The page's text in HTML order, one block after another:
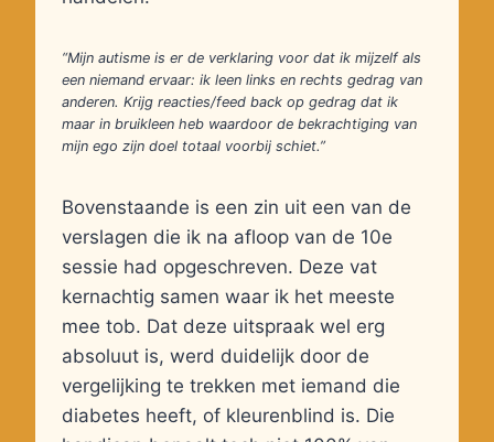
“Mijn autisme is er de verklaring voor dat ik mijzelf als
een niemand ervaar: ik leen links en rechts gedrag van
anderen. Krijg reacties/feed back op gedrag dat ik
maar in bruikleen heb waardoor de bekrachtiging van
mijn ego zijn doel totaal voorbij schiet.”
Bovenstaande is een zin uit een van de
verslagen die ik na afloop van de 10e
sessie had opgeschreven. Deze vat
kernachtig samen waar ik het meeste
mee tob. Dat deze uitspraak wel erg
absoluut is, werd duidelijk door de
vergelijking te trekken met iemand die
diabetes heeft, of kleurenblind is. Die